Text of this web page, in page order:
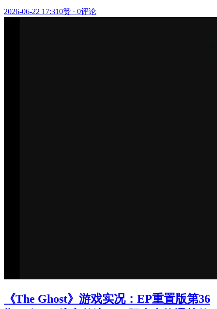
2026-06-22 17:310赞 · 0评论
《The Ghost》游戏实况：EP重置版第36